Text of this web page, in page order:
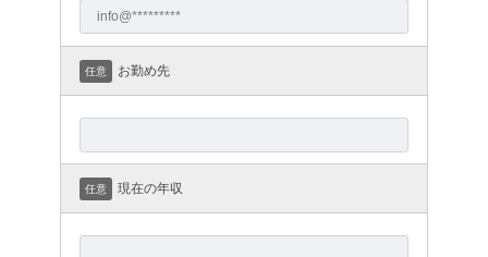
任意 お勤め先
任意 現在の年収